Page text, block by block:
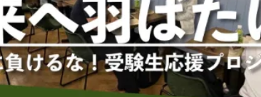
ス・起業 チャレンジ
くり・地域活性化